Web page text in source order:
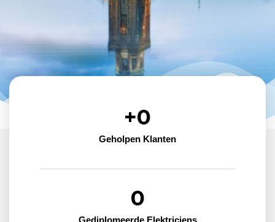
Geholpen Klanten
+0
Gediplomeerde Elektriciens
0